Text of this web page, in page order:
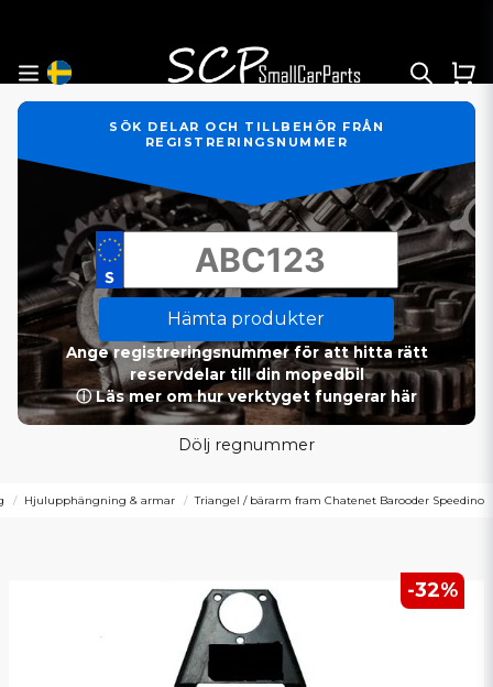
SÖK DELAR OCH TILLBEHÖR FRÅN
REGISTRERINGSNUMMER
Hämta produkter
Ange registreringsnummer för att hitta rätt
reservdelar till din mopedbil
ⓘ Läs mer om hur verktyget fungerar här
Dölj regnummer
Hjulupphängning & armar Triangel / bärarm fram Chatenet Barooder Speedino
-32%